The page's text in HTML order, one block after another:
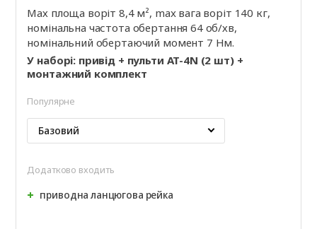
Мах площа воріт 8,4 м², max вага воріт 140 кг,
номінальна частота обертання 64 об/хв,
номінальний обертаючий момент 7 Нм.
У наборі: привід + пульти AT-4N (2 шт) +
монтажний комплект
Популярне
Базовий
Додатково входить
приводна ланцюгова рейка